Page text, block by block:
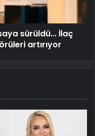
sürüldü... İlaç
artırıyor